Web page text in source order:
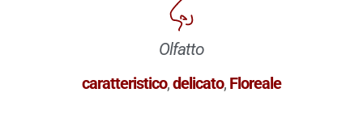
Olfatto
caratteristico,delicato, Floreale